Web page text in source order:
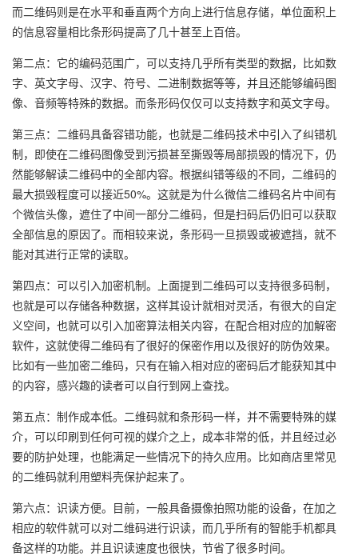
而二维码则是在水平和垂直两个方向上进行信息存储，单位面积上
的信息容量相比条形码提高了几十甚至上百倍。
第二点：它的编码范围广，可以支持几乎所有类型的数据，比如数
字、英文字母、汉字、符号、二进制数据等等，并且还能够编码图
像、音频等特殊的数据。而条形码仅仅可以支持数字和英文字母。
第三点：二维码具备容错功能，也就是二维码技术中引入了纠错机
制，即使在二维码图像受到污损甚至撕毁等局部损毁的情况下，仍
然能够解读二维码中的全部内容。根据纠错等级的不同，二维码的
最大损毁程度可以接近50%。这就是为什么微信二维码名片中间有
个微信头像，遮住了中间一部分二维码，但是扫码后仍旧可以获取
全部信息的原因了。而相较来说，条形码一旦损毁或被遮挡，就不
能对其进行正常的读取。
第四点：可以引入加密机制。上面提到二维码可以支持很多码制，
也就是可以存储各种数据，这样其设计就相对灵活，有很大的自定
义空间，也就可以引入加密算法相关内容，在配合相对应的加解密
软件，这就使得二维码有了很好的保密作用以及很好的防伪效果。
比如有一些加密二维码，只有在输入相对应的密码后才能获知其中
的内容，感兴趣的读者可以自行到网上查找。
第五点：制作成本低。二维码就和条形码一样，并不需要特殊的媒
介，可以印刷到任何可视的媒介之上，成本非常的低，并且经过必
要的防护处理，也能满足一些情况下的持久应用。比如商店里常见
的二维码就利用塑料壳保护起来了。
第六点：识读方便。目前，一般具备摄像拍照功能的设备，在加之
相应的软件就可以对二维码进行识读，而几乎所有的智能手机都具
备这样的功能。并且识读速度也很快，节省了很多时间。